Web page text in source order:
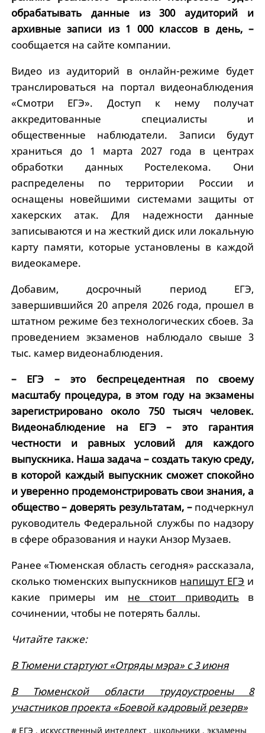
обрабатывать данные из 300 аудиторий и
архивные записи из 1 000 классов в день, –
сообщается на сайте компании.
Видео из аудиторий в онлайн-режиме будет
транслироваться на портал видеонаблюдения
«Смотри ЕГЭ». Доступ к нему получат
аккредитованные специалисты и
общественные наблюдатели. Записи будут
храниться до 1 марта 2027 года в центрах
обработки данных Ростелекома. Они
распределены по территории России и
оснащены новейшими системами защиты от
хакерских атак. Для надежности данные
записываются и на жесткий диск или локальную
карту памяти, которые установлены в каждой
видеокамере.
Добавим, досрочный период ЕГЭ,
завершившийся 20 апреля 2026 года, прошел в
штатном режиме без технологических сбоев. За
проведением экзаменов наблюдало свыше 3
тыс. камер видеонаблюдения.
– ЕГЭ – это беспрецедентная по своему
масштабу процедура, в этом году на экзамены
зарегистрировано около 750 тысяч человек.
Видеонаблюдение на ЕГЭ – это гарантия
честности и равных условий для каждого
выпускника. Наша задача – создать такую среду,
в которой каждый выпускник сможет спокойно
и уверенно продемонстрировать свои знания, а
общество – доверять результатам, – подчеркнул
руководитель Федеральной службы по надзору
в сфере образования и науки Анзор Музаев.
Ранее «Тюменская область сегодня» рассказала,
сколько тюменских выпускников напишут ЕГЭ и
какие примеры им не стоит приводитьв
сочинении, чтобы не потерять баллы.
Читайте также:
В Тюмени стартуют «Отряды мэра» с 3 июня
В Тюменской области трудоустроены 8
участников проекта «Боевой кадровый резерв»
# ЕГЭ , искусственный интеллект, школьники , экзамены